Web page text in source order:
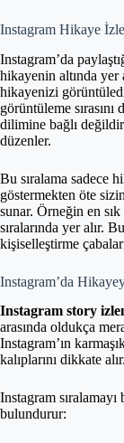
Instagram Hikaye
Instagram’da
hikayenin altında
hikayenizi
görüntüleme
dilimine bağlı
düzenler.
Bu sıralama sadece
göstermekten öte
sunar. Örneğin en
sıralarında yer alır.
kişiselleştirme
Instagram’da
Instagram story
arasında oldukça
Instagram’ın
kalıplarını dikkate alır.
Instagram
bulundurur: